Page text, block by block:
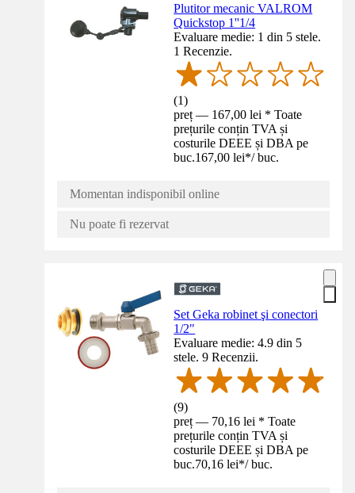
Plutitor mecanic VALROM
Quickstop 1''1/4
Evaluare medie: 1 din 5 stele.
1 Recenzie.
(1)
preț — 167,00 lei * Toate
prețurile conțin TVA și
costurile DEEE și DBA pe
buc.167,00 lei*/ buc.
Momentan indisponibil online
Nu poate fi rezervat
Set Geka robinet şi conectori
1/2"
Evaluare medie: 4.9 din 5
stele. 9 Recenzii.
(9)
preț — 70,16 lei * Toate
prețurile conțin TVA și
costurile DEEE și DBA pe
buc.70,16 lei*/ buc.